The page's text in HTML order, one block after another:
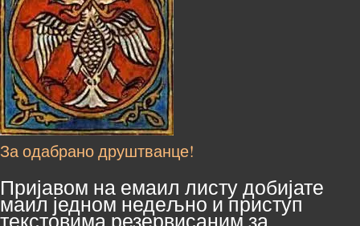
За одабрано друштванце!
Пријавом на емаил листу добијате
маил једном недељно и приступ